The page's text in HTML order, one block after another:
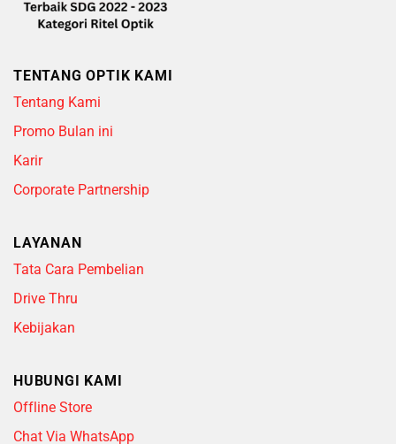
TENTANG OPTIK KAMI
Tentang Kami
Promo Bulan ini
Karir
Corporate Partnership
LAYANAN
Tata Cara Pembelian
Drive Thru
Kebijakan
HUBUNGI KAMI
Offline Store
Chat Via WhatsApp